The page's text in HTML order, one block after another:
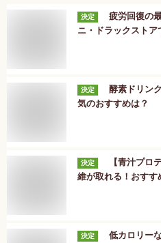
決定
疲労回復の
ニ・ドラックストア
決定
酵素ドリン
気のおすすめは？
決定
【青汁プロ
維が取れる！おすす
決定
低カロリー